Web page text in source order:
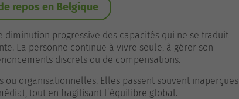
repos en Belgique
progressive des capacités qui ne se traduit
La personne continue à vivre seule, à gérer son
discrets ou de compensations.
ou organisationnelles. Elles passent souvent inaperçues
tout en fragilisant l’équilibre global.